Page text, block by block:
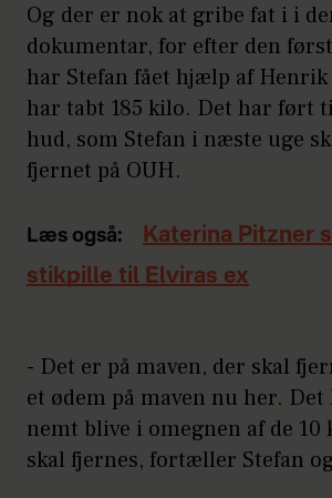
Og der er nok at gribe fat i i
dokumentar, for efter den
har Stefan fået hjælp af
har tabt 185 kilo. Det har ført
hud, som Stefan i næste uge
fjernet på OUH.
Læs også:
Katerina Pitzner
stikpille til Elviras ex
- Det er på maven, der skal
et ødem på maven nu her. Det
nemt blive i omegnen af de 10
skal fjernes, fortæller Stefan